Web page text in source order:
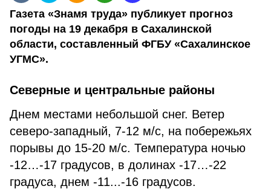
Газета «Знамя труда» публикует прогноз
погоды на 19 декабря в Сахалинской
области, составленный ФГБУ «Сахалинское
УГМС».
Северные и центральные районы
Днем местами небольшой снег. Ветер
северо-западный, 7-12 м/с, на побережьях
порывы до 15-20 м/с. Температура ночью
-12…-17 градусов, в долинах -17…-22
градуса, днем -11...-16 градусов.